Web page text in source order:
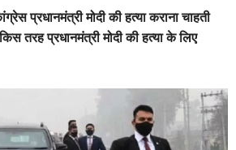
प्रधानमंत्री मोदी की हत्या कराना चाहती
तरह प्रधानमंत्री मोदी की हत्या के लिए